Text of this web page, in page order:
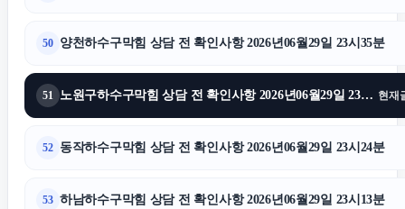
50 양천하수구막힘 상담 전 확인사항 2026년06월29일 23시35분
51 노원구하수구막힘 상담 전 확인사항 2026년06월29일 23시27분 현재
52 동작하수구막힘 상담 전 확인사항 2026년06월29일 23시24분
53 하남하수구막힘 상담 전 확인사항 2026년06월29일 23시13분